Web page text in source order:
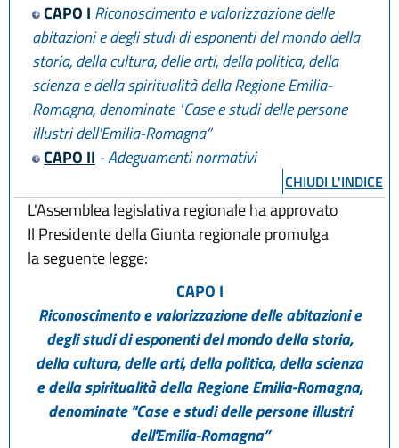
CAPO I Riconoscimento e valorizzazione delle
abitazioni e degli studi di esponenti del mondo della
storia, della cultura, delle arti, della politica, della
scienza e della spiritualità della Regione Emilia-
Romagna, denominate "Case e studi delle persone
illustri dell'Emilia-Romagna”
CAPO II - Adeguamenti normativi
CHIUDI L'INDICE
L'Assemblea legislativa regionale ha approvato
Il Presidente della Giunta regionale promulga
la seguente legge:
CAPO I
Riconoscimento e valorizzazione delle abitazioni e
degli studi di esponenti del mondo della storia,
della cultura, delle arti, della politica, della scienza
e della spiritualità della Regione Emilia-Romagna,
denominate "Case e studi delle persone illustri
dell'Emilia-Romagna”